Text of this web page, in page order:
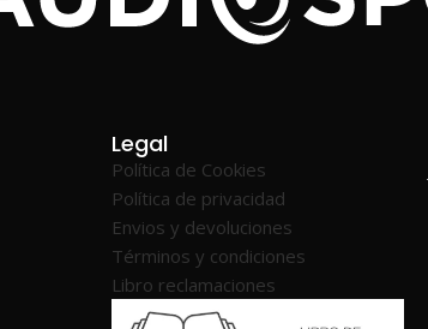
Legal
Política de Cookies
Política de privacidad
Envios y devoluciones
Términos y condiciones
Libro reclamaciones